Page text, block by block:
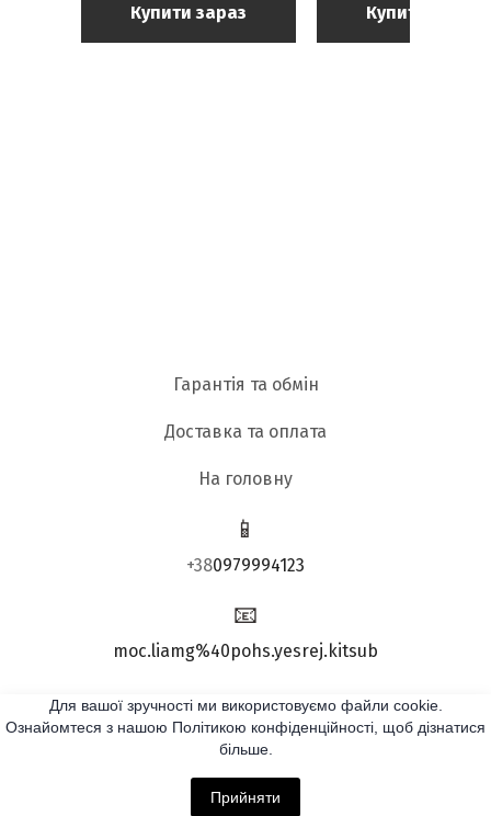
Купити зараз Купити зараз
Гарантія та обмін
Доставка та оплата
На головну
📱
+380979994123
📧
moc.liamg%40pohs.yesrej.kitsub
Підписатись:
Політика конфіденційності
Для вашої зручності ми використовуємо файли cookie.
Ознайомтеся з нашою Політикою конфіденційності, щоб дізнатися
більше.
Прийняти